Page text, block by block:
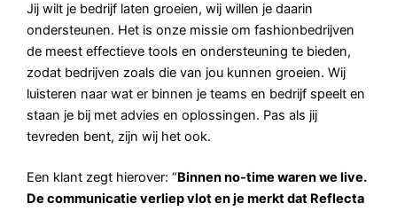
Jij wilt je bedrijf laten groeien, wij willen je daarin
ondersteunen. Het is onze missie om fashionbedrijven
de meest effectieve tools en ondersteuning te bieden,
zodat bedrijven zoals die van jou kunnen groeien. Wij
luisteren naar wat er binnen je teams en bedrijf speelt en
staan je bij met advies en oplossingen. Pas als jij
tevreden bent, zijn wij het ook.
Een klant zegt hierover: “Binnen no-time waren we live.
De communicatie verliep vlot en je merkt dat Reflecta